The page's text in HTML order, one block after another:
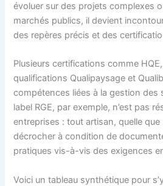
évoluer sur des projets complexes
marchés publics, il devient
des repères précis et des
Plusieurs certifications comme HQE,
qualifications Qualipaysage et
compétences liées à la gestion des
label RGE, par exemple, n’est pas
entreprises : tout artisan, quelle
décrocher à condition de
pratiques vis-à-vis des exigences
Voici un tableau synthétique pour